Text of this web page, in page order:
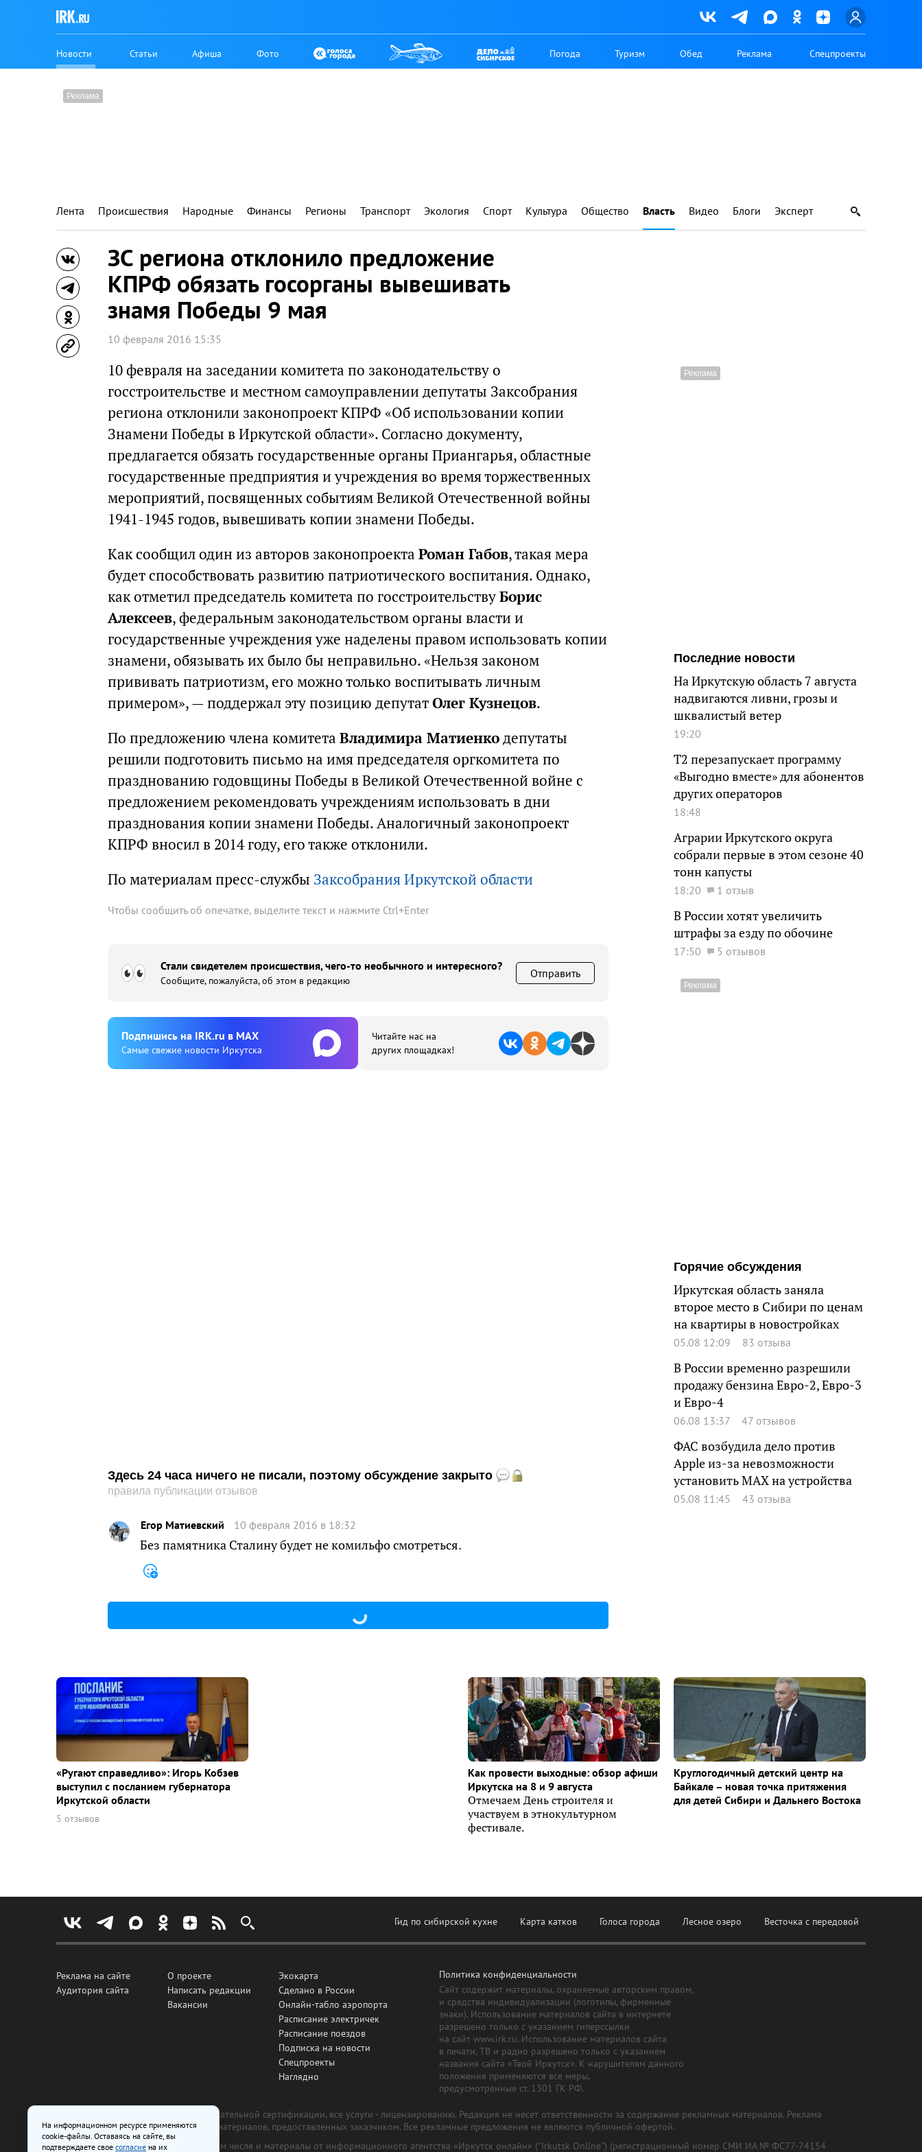
Новости Статьи Афиша Фото Погода Туризм Обед Реклама Спецпроекты
Лента Происшествия Народные Финансы Регионы Транспорт Экология Спорт Культура Общество Власть Видео Блоги Эксперт
ЗС региона отклонило предложение
КПРФ обязать госорганы вывешивать
знамя Победы 9 мая
10 февраля 2016 15:35
10 февраля на заседании комитета по законодательству о
госстроительстве и местном самоуправлении депутаты Заксобрания
региона отклонили законопроект КПРФ «Об использовании копии
Знамени Победы в Иркутской области». Согласно документу,
предлагается обязать государственные органы Приангарья, областные
государственные предприятия и учреждения во время торжественных
мероприятий, посвященных событиям Великой Отечественной войны
1941-1945 годов, вывешивать копии знамени Победы.
Как сообщил один из авторов законопроекта Роман Габов, такая мера
будет способствовать развитию патриотического воспитания. Однако,
как отметил председатель комитета по госстроительствуБорис
Алексеев, федеральным законодательством органы власти и
государственные учреждения уже наделены правом использовать копии
знамени, обязывать их было бы неправильно. «Нельзя законом
прививать патриотизм, его можно только воспитывать личным
примером», — поддержал эту позицию депутатОлег Кузнецов.
По предложению члена комитета Владимира Матиенкодепутаты
решили подготовить письмо на имя председателя оргкомитета по
празднованию годовщины Победы в Великой Отечественной войне с
предложением рекомендовать учреждениям использовать в дни
празднования копии знамени Победы. Аналогичный законопроект
КПРФ вносил в 2014 году, его также отклонили.
По материалам пресс-службы Заксобрания Иркутской области
Чтобы сообщить об опечатке, выделите текст и нажмите Ctrl+Enter
Стали свидетелем происшествия, чего-то необычного и интересного?
Сообщите, пожалуйста, об этом в редакцию
Отправить
Подпишиcь на IRK.ru в MAX
Cамые свежие новости Иркутска
Читайте нас на
других площадках!
Здесь 24 часа ничего не писали, поэтому обсуждение закрыто
правила публикации отзывов
Егор Матиевский 10 февраля 2016 в 18:32
Без памятника Сталину будет не комильфо смотреться.
Последние новости
На Иркутскую область 7 августа
надвигаются ливни, грозы и
шквалистый ветер
19:20
Т2 перезапускает программу
«Выгодно вместе» для абонентов
других операторов
18:48
Аграрии Иркутского округа
собрали первые в этом сезоне 40
тонн капусты
18:20 1 отзыв
В России хотят увеличить
штрафы за езду по обочине
17:50 5 отзывов
Горячие обсуждения
Иркутская область заняла
второе место в Сибири по ценам
на квартиры в новостройках
05.08 12:09 83 отзыва
В России временно разрешили
продажу бензина Евро-2, Евро-3
и Евро-4
06.08 13:37 47 отзывов
ФАС возбудила дело против
Apple из-за невозможности
установить MAX на устройства
05.08 11:45 43 отзыва
«Ругают справедливо»: Игорь Кобзев
выступил с посланием губернатора
Иркутской области
5 отзывов
Как провести выходные: обзор афиши
Иркутска на 8 и 9 августа
Отмечаем День строителя и
участвуем в этнокультурном
фестивале.
Круглогодичный детский центр на
Байкале – новая точка притяжения
для детей Сибири и Дальнего Востока
Гид по сибирской кухне Карта катков Голоса города Лесное озеро Весточка с передовой
Реклама на сайте
Аудитория сайта
О проекте
Написать редакции
Вакансии
Экокарта
Сделано в России
Онлайн-табло аэропорта
Расписание электричек
Расписание поездов
Подписка на новости
Спецпроекты
Наглядно
Политика конфиденциальности
Сайт содержит материалы, охраняемые авторским правом,
и средства индивидуализации (логотипы, фирменные
знаки). Использование материалов сайта в интернете
разрешено только с указанием гиперссылки
на сайт www.irk.ru. Использование материалов сайта
в печати, ТВ и радио разрешено только с указанием
названия сайта «Твой Иркутск». К нарушителям данного
положения применяются все меры,
предусмотренные ст. 1301 ГК РФ.
Все рекламные товары подлежат обязательной сертификации, все услуги - лицензированию. Редакция не несет ответственности за содержание рекламных материалов. Реклама
изготовлена и размещена на основе материалов, предоставленных заказчиком. Все рекламные предложения не являются публичной офертой.
На сайте www.irk.ru размещаются в том числе и материалы от информационного агентства «Иркутск онлайн» ("Irkutsk Online") (регистрационный номер СМИ ИА № ФС77-74154
На информационном ресурсе применяются
cookie-файлы. Оставаясь на сайте, вы
подтверждаете свое согласие на их